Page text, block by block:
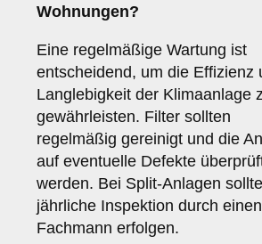
Wohnungen?
Eine regelmäßige Wartung ist
entscheidend, um die Effizienz
Langlebigkeit der Klimaanlage
gewährleisten. Filter sollten
regelmäßig gereinigt und die
auf eventuelle Defekte
werden. Bei Split-Anlagen
jährliche Inspektion durch einen
Fachmann erfolgen.